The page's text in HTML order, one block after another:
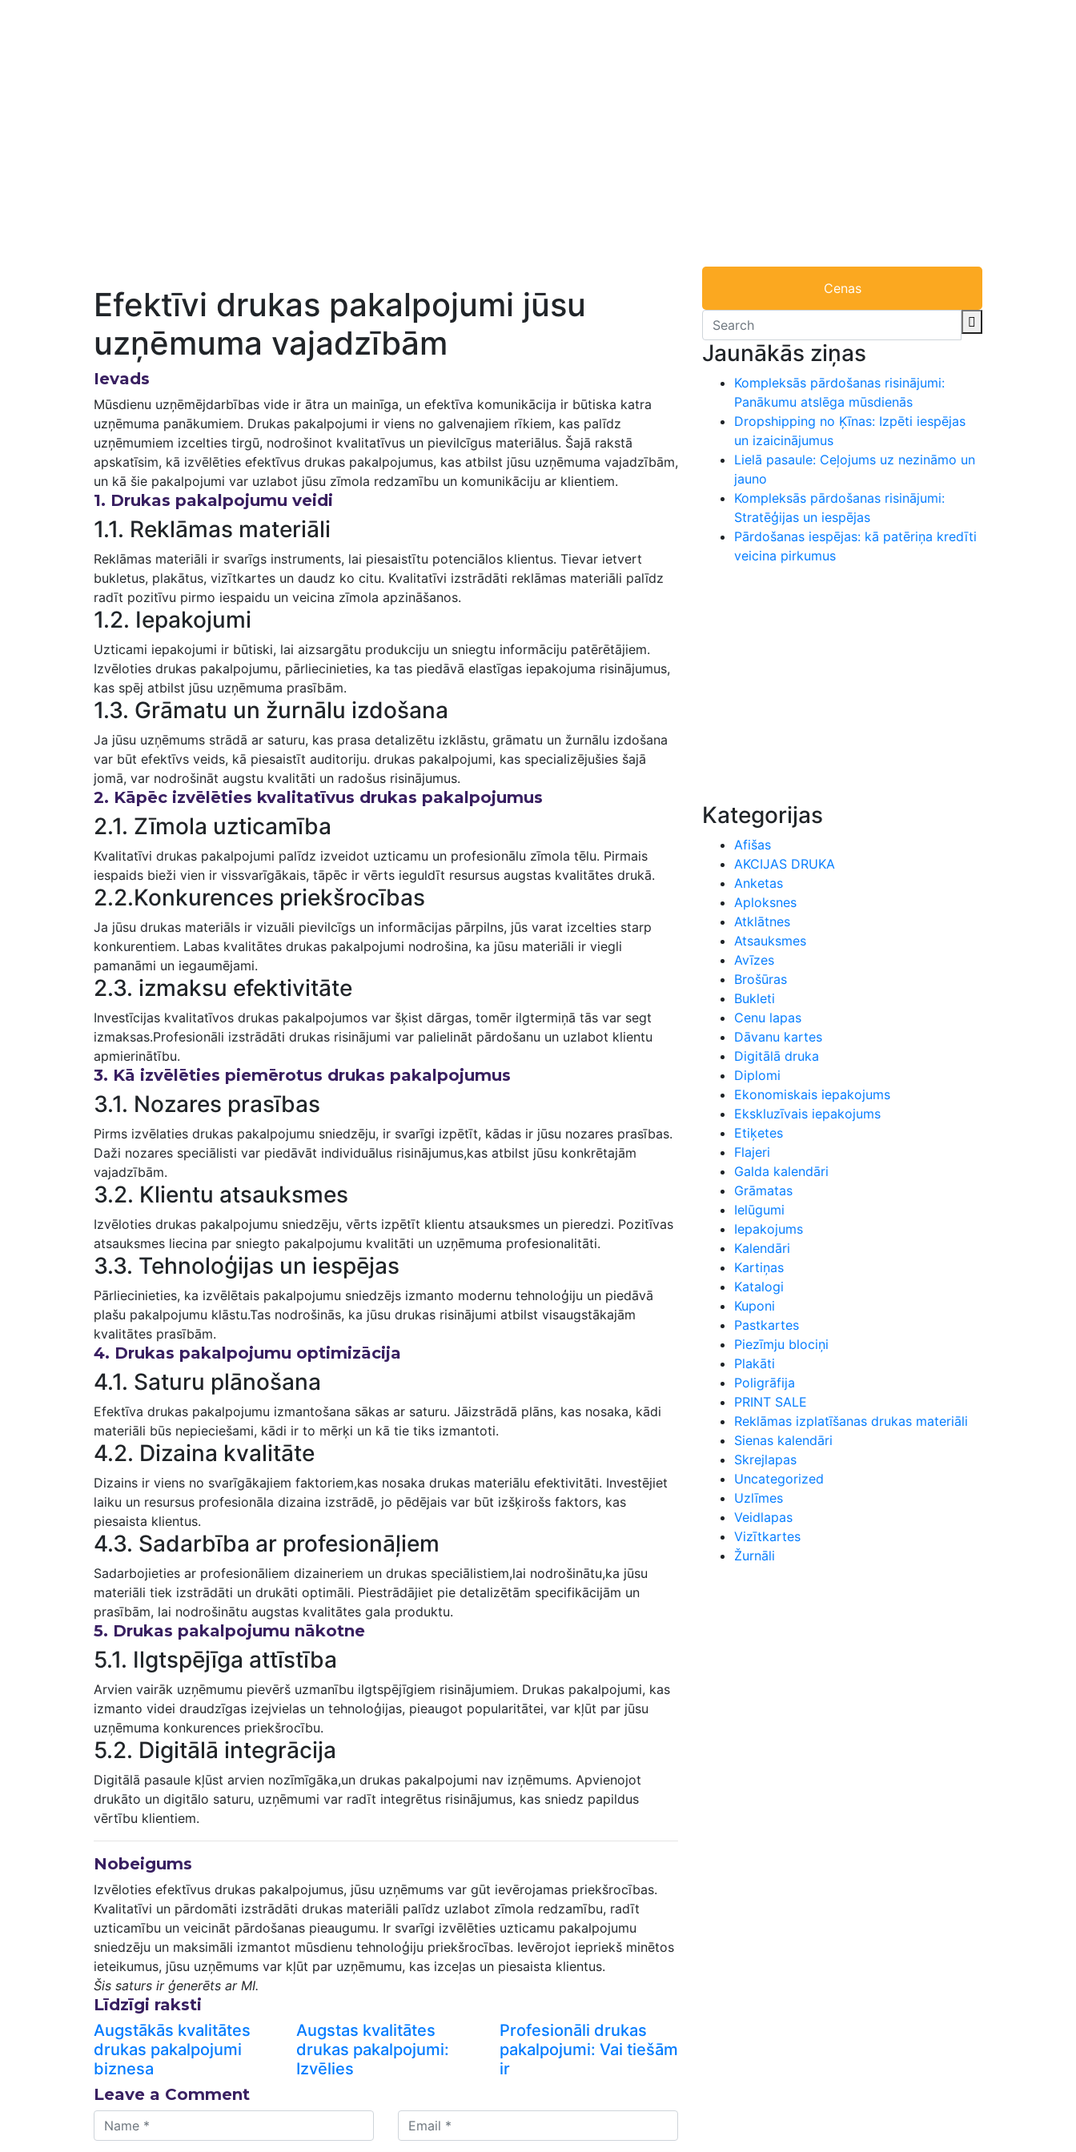
Efektīvi drukas pakalpojumi jūsu
uzņēmuma vajadzībām
Ievads
Mūsdienu uzņēmējdarbības vide ir ātra un mainīga, un efektīva komunikācija ir būtiska katra
uzņēmuma panākumiem. Drukas pakalpojumi ir viens no galvenajiem rīkiem, kas palīdz
uzņēmumiem izcelties tirgū, nodrošinot kvalitatīvus un pievilcīgus materiālus. Šajā rakstā‍
apskatīsim, kā⁢ izvēlēties‍ efektīvus drukas pakalpojumus, kas atbilst jūsu uzņēmuma vajadzībām,
un kā šie⁢ pakalpojumi var uzlabot jūsu zīmola redzamību un komunikāciju ar klientiem.
1. Drukas pakalpojumu veidi
1.1. Reklāmas​ materiāli
Reklāmas materiāli ir⁤ svarīgs instruments, lai piesaistītu potenciālos klientus. Tievar ietvert
bukletus, plakātus, vizītkartes un daudz ko citu. Kvalitatīvi izstrādāti reklāmas⁢ materiāli palīdz
radīt ‌pozitīvu pirmo iespaidu un veicina zīmola apzināšanos.
1.2. Iepakojumi
Uzticami iepakojumi ir būtiski, lai aizsargātu produkciju un sniegtu informāciju ‍patērētājiem.
Izvēloties drukas ⁢pakalpojumu, pārliecinieties, ka tas​ piedāvā elastīgas​ iepakojuma risinājumus,
kas spēj atbilst‍ jūsu uzņēmuma prasībām.
1.3. Grāmatu un žurnālu izdošana
Ja jūsu uzņēmums⁣ strādā ar ⁤saturu, kas ⁢prasa detalizētu izklāstu, grāmatu un žurnālu izdošana
var būt ⁤efektīvs veids, ⁢kā piesaistīt auditoriju. drukas pakalpojumi, kas specializējušies šajā
jomā, ⁤var ⁤nodrošināt augstu kvalitāti un radošus risinājumus.
2. Kāpēc izvēlēties kvalitatīvus drukas pakalpojumus
2.1. Zīmola uzticamība
Kvalitatīvi drukas pakalpojumi palīdz izveidot uzticamu un profesionālu zīmola tēlu. Pirmais
iespaids ⁣bieži vien ir vissvarīgākais, tāpēc ir vērts ieguldīt resursus augstas kvalitātes drukā.
2.2.Konkurences ‍priekšrocības
Ja jūsu drukas materiāls ir‌ vizuāli pievilcīgs‌ un informācijas pārpilns, jūs varat izcelties starp
konkurentiem. Labas kvalitātes⁣ drukas pakalpojumi nodrošina, ka jūsu materiāli ir viegli
pamanāmi ⁢un iegaumējami.
2.3. izmaksu efektivitāte
Investīcijas kvalitatīvos drukas pakalpojumos⁣ var šķist dārgas, tomēr ilgtermiņā tās var segt
izmaksas.Profesionāli izstrādāti drukas risinājumi var ‍palielināt pārdošanu un uzlabot klientu
apmierinātību.
3. Kā izvēlēties piemērotus drukas pakalpojumus
3.1. Nozares prasības
Pirms izvēlaties drukas pakalpojumu sniedzēju, ir svarīgi izpētīt, kādas ‍ir ⁢jūsu nozares prasības.
Daži nozares speciālisti var ‌piedāvāt individuālus risinājumus,kas⁣ atbilst jūsu konkrētajām
vajadzībām.
3.2. Klientu⁢ atsauksmes
Izvēloties drukas pakalpojumu sniedzēju, vērts izpētīt klientu atsauksmes un pieredzi.​ Pozitīvas
atsauksmes liecina par sniegto pakalpojumu kvalitāti un ‍uzņēmuma profesionalitāti.
3.3. Tehnoloģijas un iespējas
Pārliecinieties, ka izvēlētais pakalpojumu sniedzējs izmanto modernu tehnoloģiju un piedāvā
plašu pakalpojumu​ klāstu.Tas nodrošinās,‌ ka jūsu drukas risinājumi atbilst visaugstākajām
kvalitātes prasībām.
4. ​Drukas pakalpojumu optimizācija
4.1. Saturu ‍plānošana
Efektīva drukas pakalpojumu izmantošana sākas ar saturu. Jāizstrādā plāns, kas nosaka, kādi ​
materiāli būs nepieciešami, kādi ir to mērķi ⁤un kā tie tiks izmantoti.
4.2. Dizaina kvalitāte
Dizains ir viens no ​svarīgākajiem faktoriem,kas nosaka drukas materiālu efektivitāti. Investējiet
laiku un resursus profesionāla dizaina izstrādē, jo pēdējais⁤ var būt izšķirošs faktors,⁤ kas
piesaista klientus.
4.3. Sadarbība ar profesionāļiem
Sadarbojieties ar profesionāliem⁣ dizaineriem‍ un drukas speciālistiem,lai nodrošinātu,ka jūsu
materiāli tiek izstrādāti ⁢un drukāti optimāli. Piestrādājiet pie​ detalizētām specifikācijām un
prasībām, lai nodrošinātu augstas kvalitātes gala produktu.
5.⁢ Drukas pakalpojumu nākotne
5.1.‍ Ilgtspējīga attīstība
Arvien⁤ vairāk uzņēmumu ⁢pievērš uzmanību⁣ ilgtspējīgiem risinājumiem. Drukas pakalpojumi, kas
izmanto videi draudzīgas izejvielas un tehnoloģijas, pieaugot popularitātei, ⁣var kļūt⁣ par jūsu
uzņēmuma ‌konkurences priekšrocību.
5.2. Digitālā integrācija
Digitālā pasaule kļūst arvien ​nozīmīgāka,un drukas pakalpojumi nav izņēmums. Apvienojot
drukāto un digitālo saturu, uzņēmumi var radīt integrētus ⁣risinājumus, ⁢kas sniedz‌ papildus
vērtību klientiem.
Nobeigums
Izvēloties efektīvus drukas pakalpojumus, jūsu uzņēmums var gūt ievērojamas‍ priekšrocības.
Kvalitatīvi un pārdomāti izstrādāti drukas materiāli palīdz uzlabot zīmola ⁢redzamību, radīt
uzticamību un veicināt pārdošanas pieaugumu. Ir svarīgi izvēlēties uzticamu pakalpojumu
sniedzēju un maksimāli izmantot mūsdienu tehnoloģiju priekšrocības. Ievērojot iepriekš minētos
ieteikumus, jūsu uzņēmums var kļūt par uzņēmumu, kas izceļas ⁢un piesaista klientus.
Šis saturs⁤ ir ģenerēts ar‍ MI.
Līdzīgi raksti
Augstākās kvalitātes
drukas pakalpojumi
biznesa
Augstas kvalitātes
drukas pakalpojumi:
Izvēlies
Profesionāli drukas
pakalpojumi: Vai tiešām
ir
Leave a Comment
Cenas
Jaunākās ziņas
Kompleksās pārdošanas risinājumi:
Panākumu atslēga mūsdienās
Dropshipping no Ķīnas: Izpēti iespējas
un izaicinājumus
Lielā pasaule: Ceļojums uz nezināmo un
jauno
Kompleksās pārdošanas risinājumi:
Stratēģijas un iespējas
Pārdošanas iespējas: kā patēriņa kredīti
veicina pirkumus
Kategorijas
Afišas
AKCIJAS DRUKA
Anketas
Aploksnes
Atklātnes
Atsauksmes
Avīzes
Brošūras
Bukleti
Cenu lapas
Dāvanu kartes
Digitālā druka
Diplomi
Ekonomiskais iepakojums
Ekskluzīvais iepakojums
Etiķetes
Flajeri
Galda kalendāri
Grāmatas
Ielūgumi
Iepakojums
Kalendāri
Kartiņas
Katalogi
Kuponi
Pastkartes
Piezīmju blociņi
Plakāti
Poligrāfija
PRINT SALE
Reklāmas izplatīšanas drukas materiāli
Sienas kalendāri
Skrejlapas
Uncategorized
Uzlīmes
Veidlapas
Vizītkartes
Žurnāli